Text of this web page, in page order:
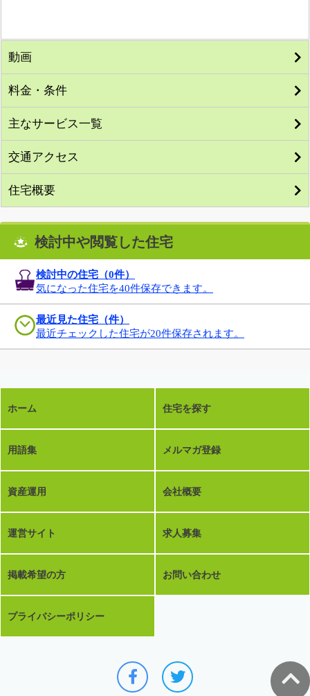
動画
料金・条件
主なサービス一覧
交通アクセス
住宅概要
検討中や閲覧した住宅
検討中の住宅（0件）
気になった住宅を40件保存できます。
最近見た住宅（件）
最近チェックした住宅が20件保存されます。
ホーム 住宅を探す
用語集 メルマガ登録
資産運用 会社概要
運営サイト 求人募集
掲載希望の方 お問い合わせ
プライバシーポリシー